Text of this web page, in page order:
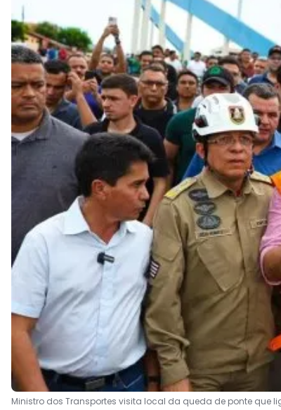
Ministro dos Transportes visita local da queda de ponte